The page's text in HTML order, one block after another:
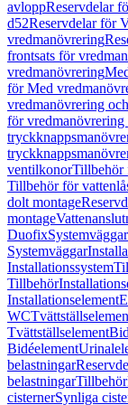
avloppReservdelar
d52Reservdelar för
vredmanövrering
frontsats för
vredmanövrering
för Med
vredmanövrering
för
ventilkonorTillbehör
Tillbehör för
dolt montage
montage
DuofixSystemväggar
Systemväggar
Installationssystem
Tillbehör
Installationselement
WC
Tvättställselement
Bidéelement
belastningar
belastningarTillbehör
cisternerSynliga